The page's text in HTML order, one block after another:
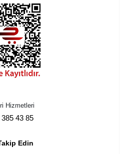
Hizmetleri
43 85
Edin